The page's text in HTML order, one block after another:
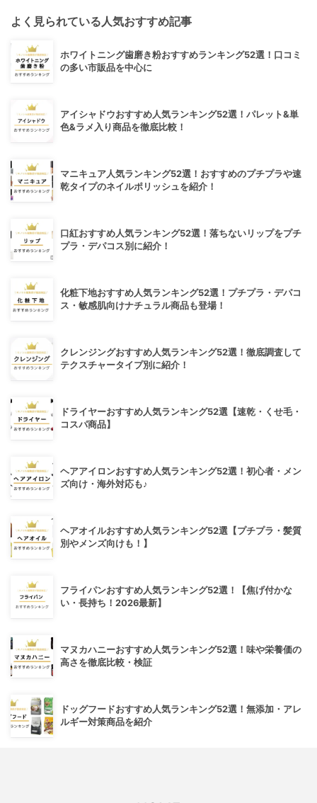
よく見られている人気おすすめ記事
ホワイトニング歯磨き粉おすすめランキング52選！口コミ
の多い市販品を中心に
アイシャドウおすすめ人気ランキング52選！パレット&単
色&ラメ入り商品を徹底比較！
マニキュア人気ランキング52選！おすすめのプチプラや速
乾タイプのネイルポリッシュを紹介！
口紅おすすめ人気ランキング52選！落ちないリップをプチ
プラ・デパコス別に紹介！
化粧下地おすすめ人気ランキング52選！プチプラ・デパコ
ス・敏感肌向けナチュラル商品も登場！
クレンジングおすすめ人気ランキング52選！徹底調査して
テクスチャータイプ別に紹介！
ドライヤーおすすめ人気ランキング52選【速乾・くせ毛・
コスパ商品】
ヘアアイロンおすすめ人気ランキング52選！初心者・メン
ズ向け・海外対応も♪
ヘアオイルおすすめ人気ランキング52選【プチプラ・髪質
別やメンズ向けも！】
フライパンおすすめ人気ランキング52選！【焦げ付かな
い・長持ち！2026最新】
マヌカハニーおすすめ人気ランキング52選！味や栄養価の
高さを徹底比較・検証
ドッグフードおすすめ人気ランキング52選！無添加・アレ
ルギー対策商品を紹介